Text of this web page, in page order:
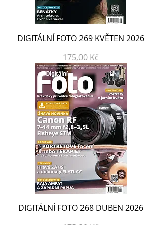
DIGITÁLNÍ FOTO 269 KVĚTEN 2026
Cena
175,00 Kč
DIGITÁLNÍ FOTO 268 DUBEN 2026